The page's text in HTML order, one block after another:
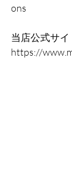
ons
当店公式サイ
https://